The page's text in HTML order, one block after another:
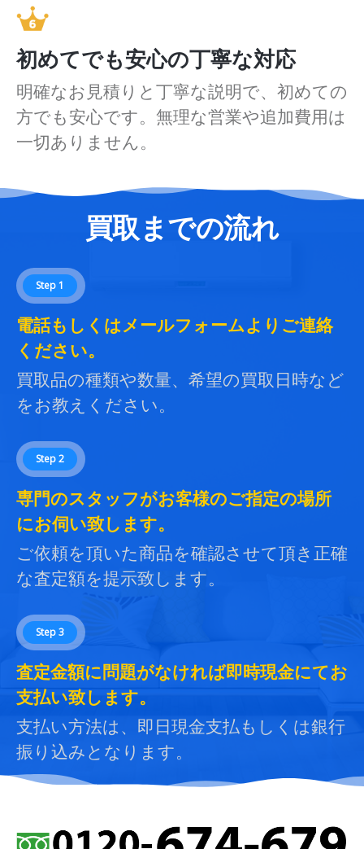
初めてでも安心の丁寧な対応
明確なお見積りと丁寧な説明で、初めての
方でも安心です。無理な営業や追加費用は
一切ありません。
買取までの流れ
Step 1
電話もしくはメールフォームよりご連絡
ください。
買取品の種類や数量、希望の買取日時など
をお教えください。
Step 2
専門のスタッフがお客様のご指定の場所
にお伺い致します。
ご依頼を頂いた商品を確認させて頂き正確
な査定額を提示致します。
Step 3
査定金額に問題がなければ即時現金にてお
支払い致します。
支払い方法は、即日現金支払もしくは銀行
振り込みとなります。